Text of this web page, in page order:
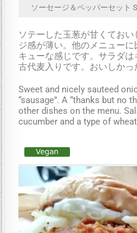
ソーセージ＆ペッパーセット
ソテーした玉葱が甘くてお
ジ感が薄い。他のメニュー
キューな感じです。サラダ
古代麦入りです。おいしかっ
Sweet and nicely sauteed
“sausage”. A “thanks but no
other dishes on the menu.
cucumber and a type of